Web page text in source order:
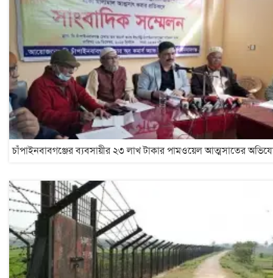
চাঁপাইনবাবগঞ্জের ব্যবসায়ীর ২৩ লাখ টাকার পামওয়েল আত্মসাতের